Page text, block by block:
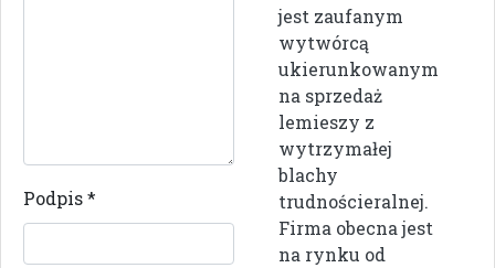
Podpis*
jest zaufanym
wytwórcą
ukierunkowanym
na sprzedaż
lemieszy z
wytrzymałej
blachy
trudnościeralnej.
Firma obecna jest
na rynku od